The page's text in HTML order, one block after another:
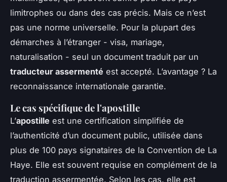
limitrophes ou dans des cas précis. Mais ce n’est
pas une norme universelle. Pour la plupart des
démarches à l’étranger - visa, mariage,
naturalisation - seul un document traduit par un
traducteur assermenté est accepté. L’avantage ? La
reconnaissance internationale garantie.
Le cas spécifique de l'apostille
L’apostille est une certification simplifiée de
l’authenticité d’un document public, utilisée dans
plus de 100 pays signataires de la Convention de La
Haye. Elle est souvent requise en complément de la
traduction assermentée. Selon les cas, elle est